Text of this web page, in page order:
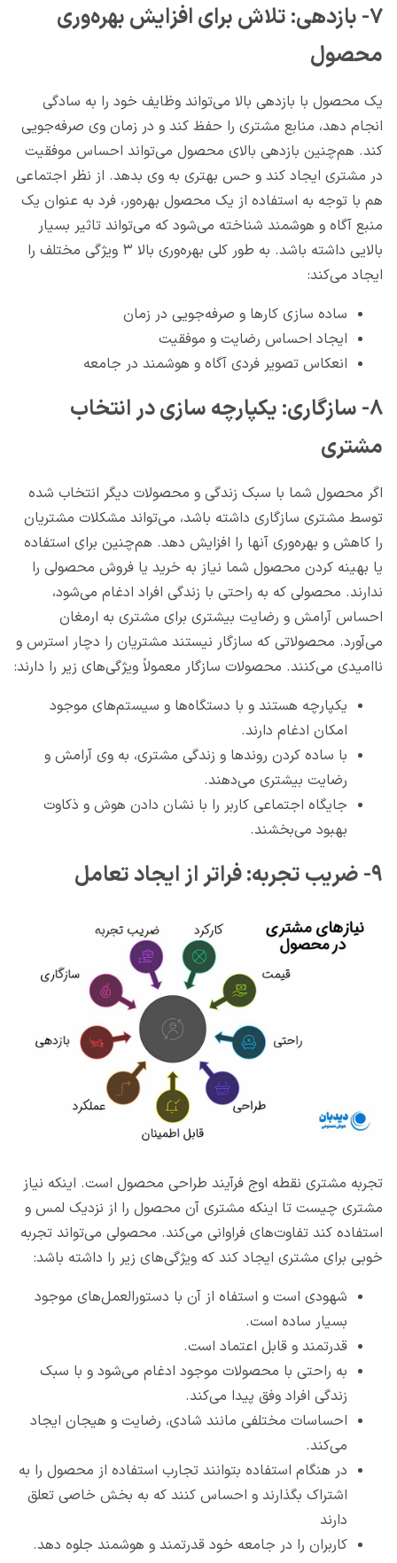
۷- بازدهی: تلاش برای افزایش بهره‌وری
محصول
یک محصول با بازدهی بالا می‌تواند وظایف خود را به سادگی
انجام دهد، منابع مشتری را حفظ کند و در زمان وی صرفه‌جویی
کند. هم‌چنین بازدهی بالای محصول می‌تواند احساس موفقیت
در مشتری ایجاد کند و حس بهتری به وی بدهد. از نظر اجتماعی
هم با توجه به استفاده از یک محصول بهره‌ور، فرد به عنوان یک
منبع آگاه و هوشمند شناخته می‌شود که می‌تواند تاثیر بسیار
بالایی داشته باشد. به طور کلی بهره‌وری بالا ۳ ویژگی مختلف را
ایجاد می‌کند:
ساده سازی کارها و صرفه‌جویی در زمان
ایجاد احساس رضایت و موفقیت
انعکاس تصویر فردی آگاه و هوشمند در جامعه
۸- سازگاری: یکپارچه سازی در انتخاب
مشتری
اگر محصول شما با سبک زندگی و محصولات دیگر انتخاب شده
توسط مشتری سازگاری داشته باشد، می‌تواند مشکلات مشتریان
را کاهش و بهره‌وری آنها را افزایش دهد. هم‌چنین برای استفاده
یا بهینه کردن محصول شما نیاز به خرید یا فروش محصولی را
ندارند. محصولی که به راحتی با زندگی افراد ادغام می‌شود،
احساس آرامش و رضایت بیشتری برای مشتری به ارمغان
می‌آورد. محصولاتی که سازگار نیستند مشتریان را دچار استرس و
ناامیدی می‌کنند. محصولات سازگار معمولاً ویژگی‌های زیر را دارند:
یکپارچه هستند و با دستگاه‌ها و سیستم‌های موجود
امکان ادغام دارند.
با ساده کردن روندها و زندگی مشتری، به وی آرامش و
رضایت بیشتری می‌دهند.
جایگاه اجتماعی کاربر را با نشان دادن هوش و ذکاوت
بهبود می‌بخشند.
۹- ضریب تجربه: فراتر از ایجاد تعامل
تجربه مشتری نقطه اوج فرآیند طراحی محصول است. اینکه نیاز
مشتری چیست تا اینکه مشتری آن محصول را از نزدیک لمس و
استفاده کند تفاوت‌های فراوانی می‌کند. محصولی می‌تواند تجربه
خوبی برای مشتری ایجاد کند که ویژگی‌های زیر را داشته باشد:
شهودی است و استفاه از آن با دستورالعمل‌های موجود
بسیار ساده است.
قدرتمند و قابل اعتماد است.
به راحتی با محصولات موجود ادغام می‌شود و با سبک
زندگی افراد وفق پیدا می‌کند.
احساسات مختلفی مانند شادی، رضایت و هیجان ایجاد
می‌کند.
در هنگام استفاده بتوانند تجارب استفاده از محصول را به
اشتراک بگذارند و احساس کنند که به بخش خاصی تعلق
دارند
کاربران را در جامعه خود قدرتمند و هوشمند جلوه دهد.